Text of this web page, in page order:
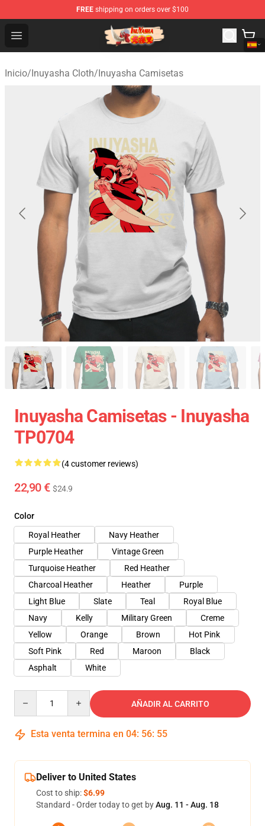
FREE shipping on orders over $100
Open menu
Inuyasha Store - Official Inuyasha Merchandise Shop
Inicio/Inuyasha Cloth/Inuyasha Camisetas
Inuyasha Camisetas - Inuyasha
TP0704
(4 customer reviews)
22,90 € $24.9
Color
Royal Heather
Navy Heather
Purple Heather
Vintage Green
Turquoise Heather
Red Heather
Charcoal Heather
Heather
Purple
Light Blue
Slate Teal
Royal Blue
Navy
Kelly Military Green
Creme
Yellow
Orange Brown
Hot Pink
Soft Pink
Red Maroon
Black
Asphalt
White
AÑADIR AL CARRITO
Esta venta termina en 04: 56: 54
Deliver to United States
Cost to ship:$6.99
Standard - Order today to get byAug. 11 - Aug. 18